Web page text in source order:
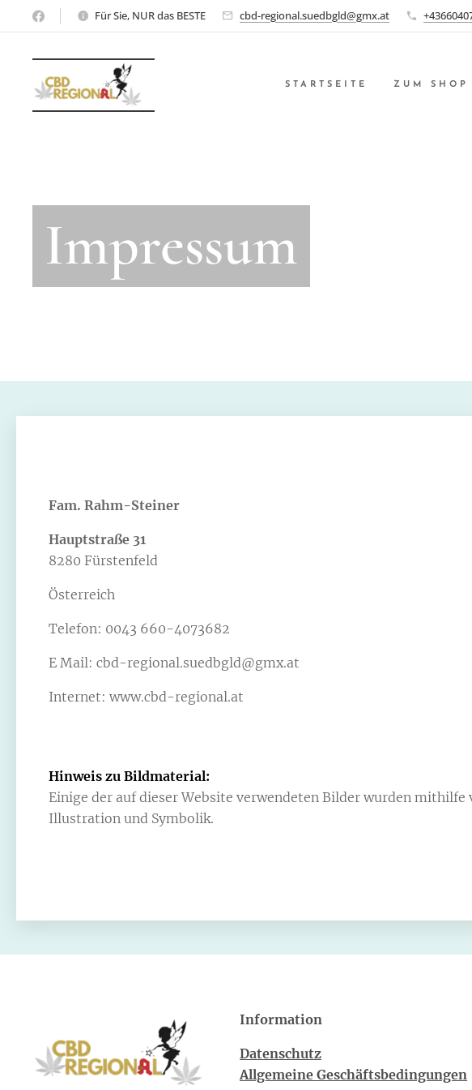
Für Sie, NUR das BESTE cbd-regional.suedbgld@gmx.at
STARTSEITE ZUM SHOP
Impressum
Fam. Rahm-Steiner
Hauptstraße 31
8280 Fürstenfeld
Österreich
Telefon: 0043 660-4073682
E Mail: cbd-regional.suedbgld@gmx.at
Internet: www.cbd-regional.at
Hinweis zu Bildmaterial:
Einige der auf dieser Website verwendeten Bilder wurden
Illustration und Symbolik.
Information
Datenschutz
Allgemeine Geschäftsbedingungen